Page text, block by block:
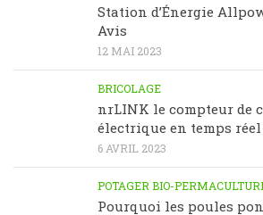
Station d’Énergie
Avis
12 MAI 2023
BRICOLAGE
nrLINK le compteur de
électrique en temps réel
6 AVRIL 2023
POTAGER BIO-
Pourquoi les poules